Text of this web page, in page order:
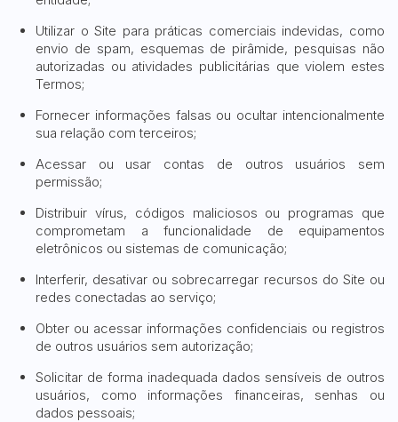
Utilizar o Site para práticas comerciais indevidas, como
envio de spam, esquemas de pirâmide, pesquisas não
autorizadas ou atividades publicitárias que violem estes
Termos;
Fornecer informações falsas ou ocultar intencionalmente
sua relação com terceiros;
Acessar ou usar contas de outros usuários sem
permissão;
Distribuir vírus, códigos maliciosos ou programas que
comprometam a funcionalidade de equipamentos
eletrônicos ou sistemas de comunicação;
Interferir, desativar ou sobrecarregar recursos do Site ou
redes conectadas ao serviço;
Obter ou acessar informações confidenciais ou registros
de outros usuários sem autorização;
Solicitar de forma inadequada dados sensíveis de outros
usuários, como informações financeiras, senhas ou
dados pessoais;